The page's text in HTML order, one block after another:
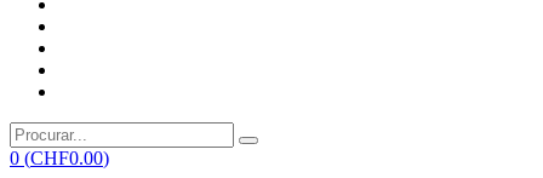
0 (CHF0.00)